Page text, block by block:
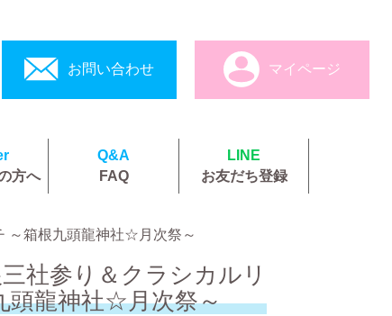
お問い合わせ マイページ
方へ
Q&A
FAQ
LINE
お友だち登録
～箱根九頭龍神社☆月次祭～
社参り＆クラシカルリ
頭龍神社☆月次祭～